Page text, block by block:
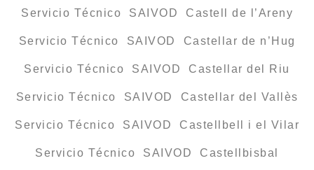
Servicio Técnico SAIVOD Castell de l’Areny
Servicio Técnico SAIVOD Castellar de n’Hug
Servicio Técnico SAIVOD Castellar del Riu
Servicio Técnico SAIVOD Castellar del Vallès
Servicio Técnico SAIVOD Castellbell i el Vilar
Servicio Técnico SAIVOD Castellbisbal